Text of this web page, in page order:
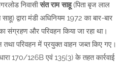
निवासीसंत राम साहू(पिता बृज लाल
द्वारा मंडी अधिनियम 1972 का बार-बार
और परिवहन किया जा रहा था।
तथा परिवहन में प्रयुक्त वाहन जब्त किए गए।
170/126B एवं 135(3) के तहत कार्रवाई